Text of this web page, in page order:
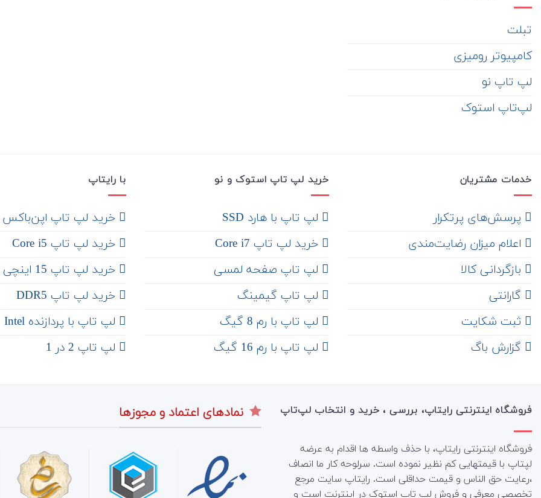
تبلت
کامپیوتر رومیزی
لپ تاپ نو
لپ‌تاپ استوک
خدمات مشتریان
‌ پرسش‌های پرتکرار
اعلام میزان رضایت‌مندی
‌ بازگردانی کالا
گارانتی
ثبت شکایت
‌ گزارش باگ
خرید لپ تاپ استوک و نو
لپ تاپ با هارد SSD
خرید لپ تاپ Core i7
لپ تاپ صفحه لمسی
لپ تاپ گیمینگ
لپ تاپ با رم 8 گیگ
لپ تاپ با رم 16 گیگ
با رایتاپ
‌ خرید لپ تاپ اپن‌باکس
خرید لپ تاپ Core i5
‌‌ خرید لپ تاپ 15 اینچی
خرید لپ تاپ DDR5
لپ تاپ با پردازنده Intel
لپ تاپ 2 در 1
فروشگاه اینترنتی رایتاپ، بررسی ، خرید و انتخاب لپ‌تاپ
فروشگاه اینترنتی رایتاپ، با حذف واسطه ها اقدام به عرضه
لپتاپ با قیمتهایی کم نظیر نموده است. سرلوحه کار ما انصاف
،رعایت حق الناس و قیمت حداقلی است. رایتاپ سایت مرجع
تخصصی معرفی و فروش لپ تاپ استوک در اینترنت است و
نمادهای اعتماد و مجوزها